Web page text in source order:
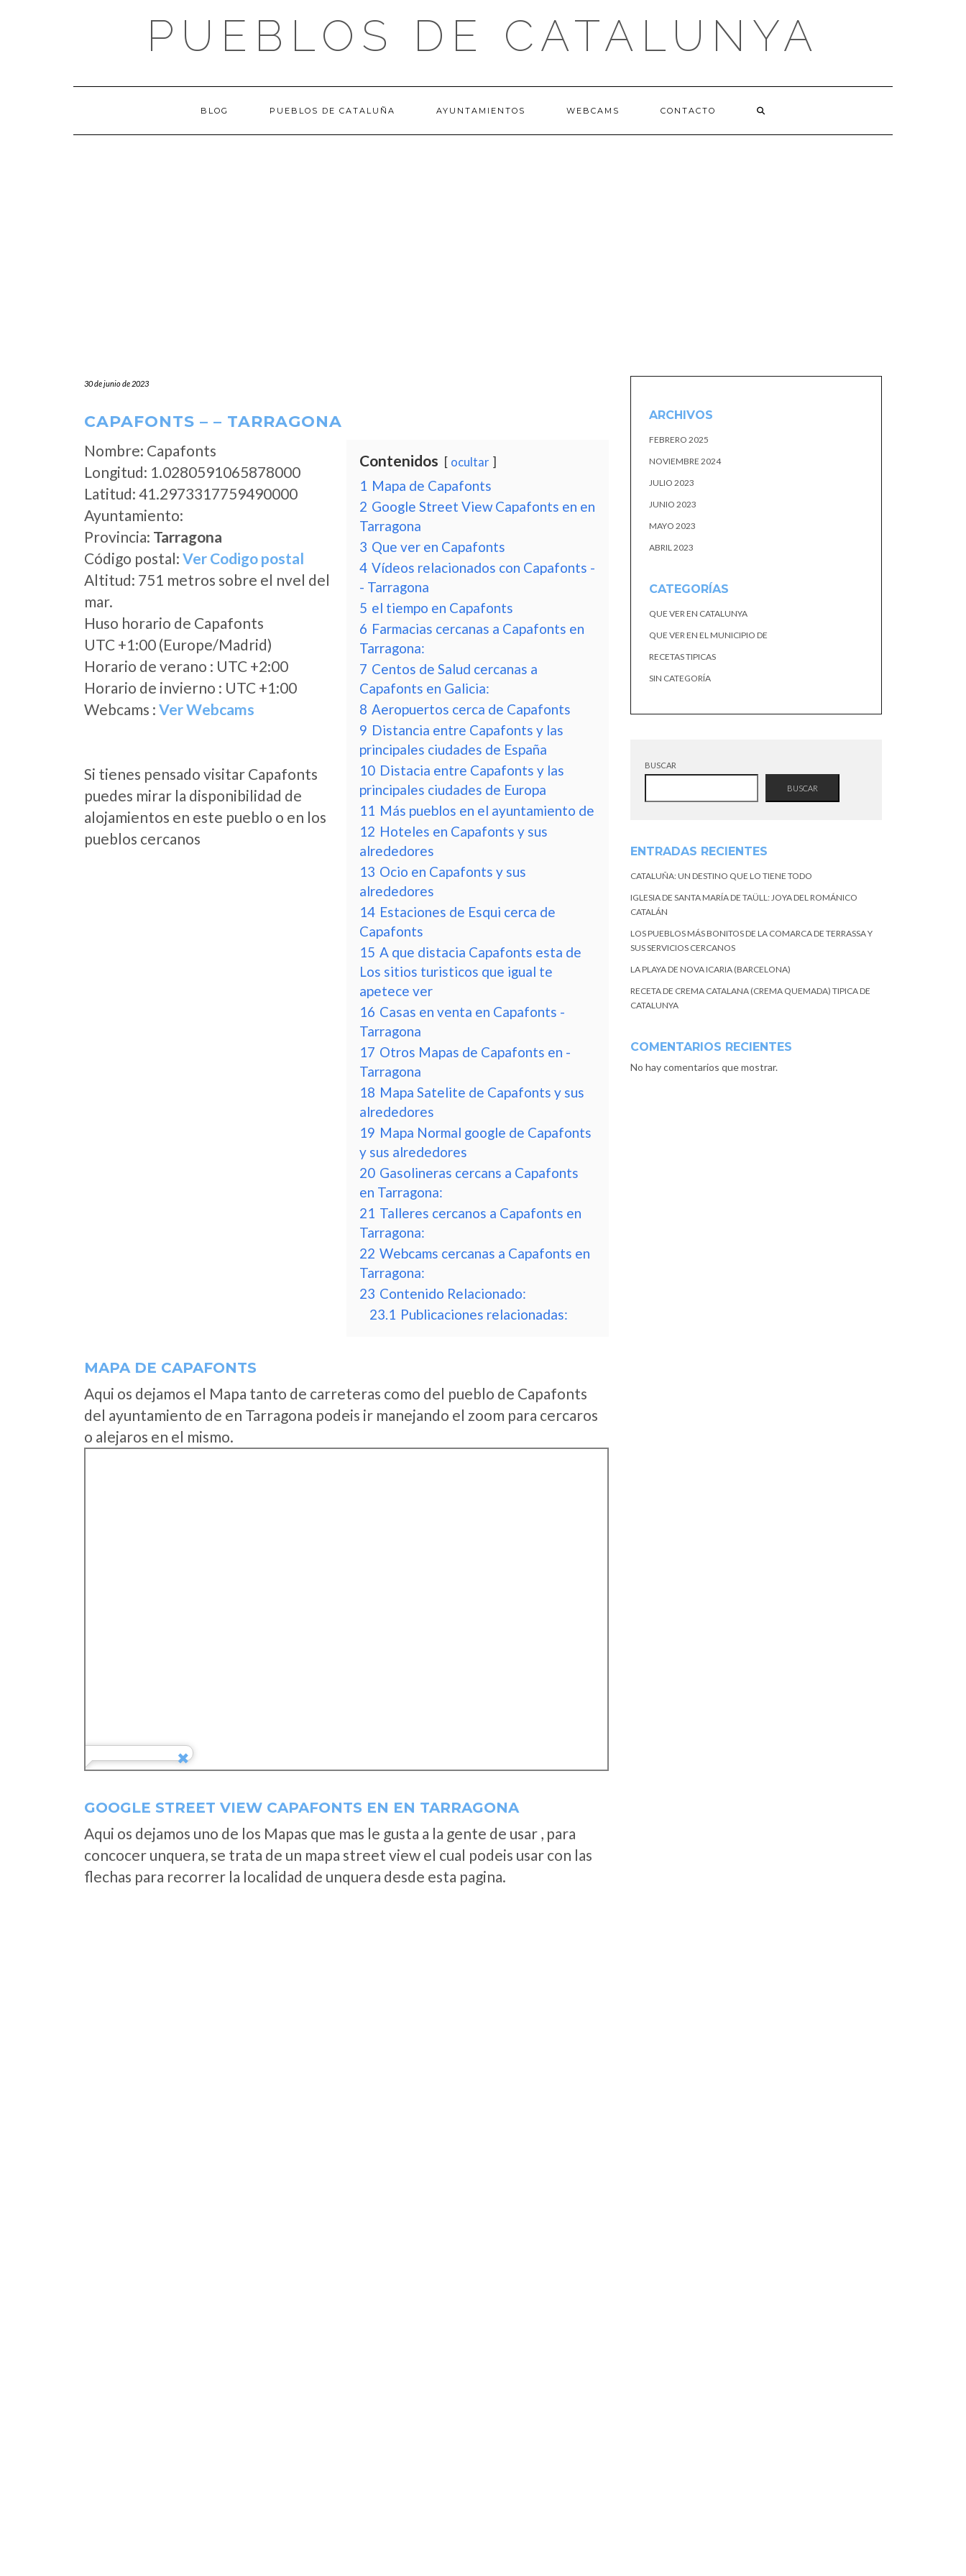
PUEBLOS DE CATALUNYA
BLOG PUEBLOS DE CATALUÑA AYUNTAMIENTOS WEBCAMS CONTACTO
30 de junio de 2023
CAPAFONTS – – TARRAGONA
Nombre: Capafonts
Longitud: 1.0280591065878000
Latitud: 41.2973317759490000
Ayuntamiento:
Provincia: Tarragona
Código postal: Ver Codigo postal
Altitud: 751 metros sobre el nvel del
mar.
Huso horario de Capafonts
UTC +1:00 (Europe/Madrid)
Horario de verano : UTC +2:00
Horario de invierno : UTC +1:00
Webcams : Ver Webcams
Si tienes pensado visitar Capafonts
puedes mirar la disponibilidad de
alojamientos en este pueblo o en los
pueblos cercanos
Contenidos ocultar
1 Mapa de Capafonts
2 Google Street View Capafonts en en
Tarragona
3 Que ver en Capafonts
4 Vídeos relacionados con Capafonts -
- Tarragona
5 el tiempo en Capafonts
6 Farmacias cercanas a Capafonts en
Tarragona:
7 Centos de Salud cercanas a
Capafonts en Galicia:
8 Aeropuertos cerca de Capafonts
9 Distancia entre Capafonts y las
principales ciudades de España
10 Distacia entre Capafonts y las
principales ciudades de Europa
11 Más pueblos en el ayuntamiento de
12 Hoteles en Capafonts y sus
alrededores
13 Ocio en Capafonts y sus
alrededores
14 Estaciones de Esqui cerca de
Capafonts
15 A que distacia Capafonts esta de
Los sitios turisticos que igual te
apetece ver
16 Casas en venta en Capafonts -
Tarragona
17 Otros Mapas de Capafonts en -
Tarragona
18 Mapa Satelite de Capafonts y sus
alrededores
19 Mapa Normal google de Capafonts
y sus alrededores
20 Gasolineras cercans a Capafonts
en Tarragona:
21 Talleres cercanos a Capafonts en
Tarragona:
22 Webcams cercanas a Capafonts en
Tarragona:
23 Contenido Relacionado:
23.1 Publicaciones relacionadas:
MAPA DE CAPAFONTS
Aqui os dejamos el Mapa tanto de carreteras como del pueblo de Capafonts
del ayuntamiento de en Tarragona podeis ir manejando el zoom para cercaros
o alejaros en el mismo.
GOOGLE STREET VIEW CAPAFONTS EN EN TARRAGONA
Aqui os dejamos uno de los Mapas que mas le gusta a la gente de usar , para
concocer unquera, se trata de un mapa street view el cual podeis usar con las
flechas para recorrer la localidad de unquera desde esta pagina.
ARCHIVOS
FEBRERO 2025
NOVIEMBRE 2024
JULIO 2023
JUNIO 2023
MAYO 2023
ABRIL 2023
CATEGORÍAS
QUE VER EN CATALUNYA
QUE VER EN EL MUNICIPIO DE
RECETAS TIPICAS
SIN CATEGORÍA
BUSCAR
BUSCAR
ENTRADAS RECIENTES
CATALUÑA: UN DESTINO QUE LO TIENE TODO
IGLESIA DE SANTA MARÍA DE TAÜLL: JOYA DEL ROMÁNICO
CATALÁN
LOS PUEBLOS MÁS BONITOS DE LA COMARCA DE TERRASSA Y
SUS SERVICIOS CERCANOS
LA PLAYA DE NOVA ICARIA (BARCELONA)
RECETA DE CREMA CATALANA (CREMA QUEMADA) TIPICA DE
CATALUNYA
COMENTARIOS RECIENTES
No hay comentarios que mostrar.